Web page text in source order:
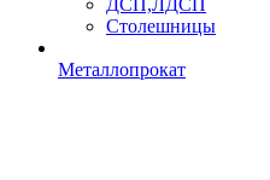
ДСП,ЛДСП
Столешницы
Металлопрокат